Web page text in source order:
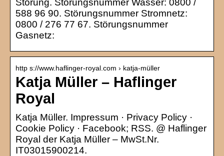
Störung. Störungsnummer Wasser: 0800 /
588 96 90. Störungsnummer Stromnetz:
0800 / 276 77 67. Störungsnummer
Gasnetz:
http s://www.haflinger-royal.com › katja-müller
Katja Müller – Haflinger
Royal
Katja Müller. Impressum · Privacy Policy ·
Cookie Policy · Facebook; RSS. @ Haflinger
Royal der Katja Müller – MwSt.Nr.
IT03015900214.